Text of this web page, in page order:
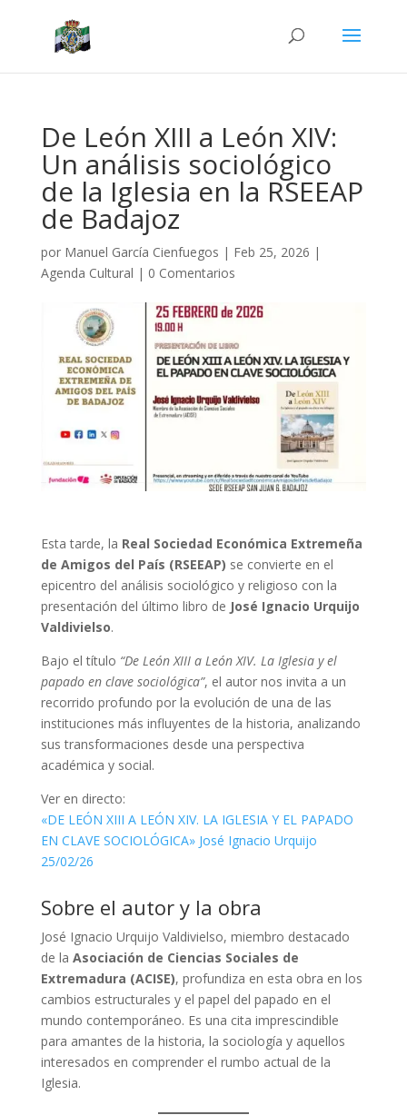
De León XIII a León XIV:
Un análisis sociológico
de la Iglesia en la RSEEAP
de Badajoz
por Manuel García Cienfuegos | Feb 25, 2026 |
Agenda Cultural | 0 Comentarios
Esta tarde, la Real Sociedad Económica Extremeña
de Amigos del País (RSEEAP) se convierte en el
epicentro del análisis sociológico y religioso con la
presentación del último libro de José Ignacio Urquijo
Valdivielso.
Bajo el título “De León XIII a León XIV. La Iglesia y el
papado en clave sociológica”, el autor nos invita a un
recorrido profundo por la evolución de una de las
instituciones más influyentes de la historia, analizando
sus transformaciones desde una perspectiva
académica y social.
Ver en directo:
«DE LEÓN XIII A LEÓN XIV. LA IGLESIA Y EL PAPADO
EN CLAVE SOCIOLÓGICA» José Ignacio Urquijo
25/02/26
Sobre el autor y la obra
José Ignacio Urquijo Valdivielso, miembro destacado
de la Asociación de Ciencias Sociales de
Extremadura (ACISE), profundiza en esta obra en los
cambios estructurales y el papel del papado en el
mundo contemporáneo. Es una cita imprescindible
para amantes de la historia, la sociología y aquellos
interesados en comprender el rumbo actual de la
Iglesia.